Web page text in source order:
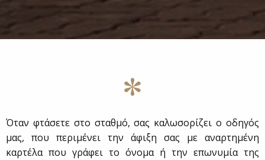
Όταν φτάσετε στο σταθμό, σας καλωσορίζει ο οδηγός
μας, που περιμένει την άφιξη σας με αναρτημένη
καρτέλα που γράφει το όνομα ή την επωνυμία της